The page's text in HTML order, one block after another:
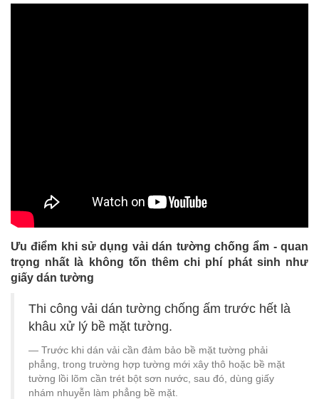
Ưu điểm khi sử dụng vải dán tường chống ẩm - quan
trọng nhất là không tốn thêm chi phí phát sinh như
giấy dán tường
Thi công vải dán tường chống ấm trước hết là
khâu xử lý bề mặt tường.
Trước khi dán vải cần đảm bảo bề mặt tường phải
phẳng, trong trường hợp tường mới xây thô hoặc bề mặt
tường lồi lõm cần trét bột sơn nước, sau đó, dùng giấy
nhám nhuyễn làm phẳng bề mặt.